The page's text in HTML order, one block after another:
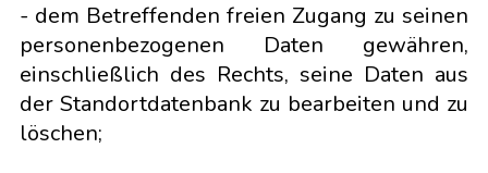
- dem Betreffenden freien Zugang zu seinen
personenbezogenen Daten gewähren,
einschließlich des Rechts, seine Daten aus
der Standortdatenbank zu bearbeiten und zu
löschen;